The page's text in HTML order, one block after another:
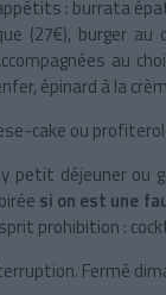
: burrata
(27€), burger
au
épinard à la
cake ou
petit déjeuner ou
si on est une
prohibition :
Fermé